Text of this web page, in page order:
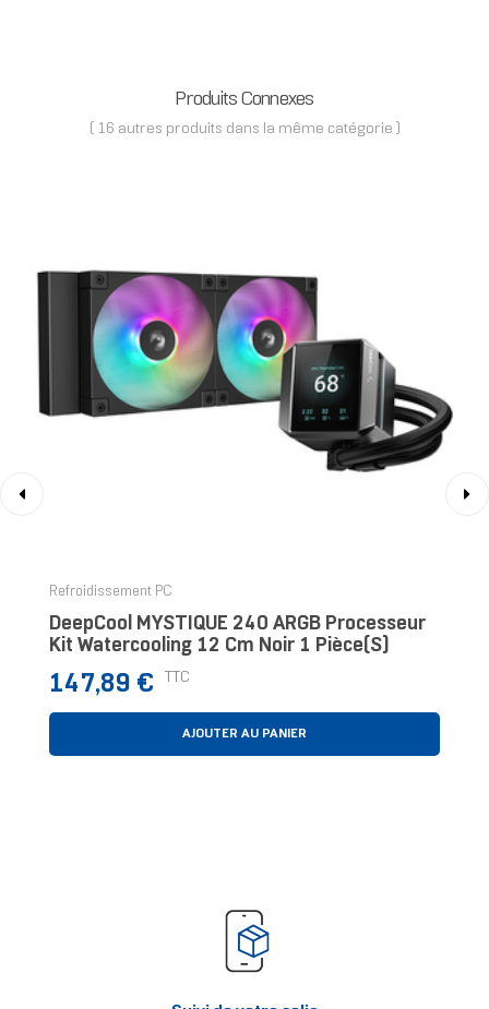
Produits Connexes
( 16 autres produits dans la même catégorie )
Refroidissement PC
DeepCool MYSTIQUE 240 ARGB Processeur
Kit Watercooling 12 Cm Noir 1 Pièce(s)
Prix
147,89 € TTC
AJOUTER AU PANIER